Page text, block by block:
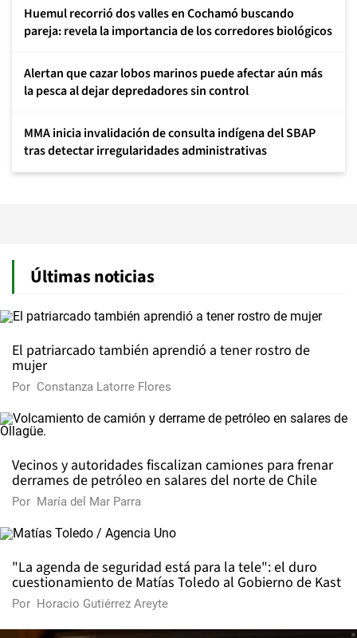
Huemul recorrió dos valles en Cochamó buscando
pareja: revela la importancia de los corredores biológicos
Alertan que cazar lobos marinos puede afectar aún más
la pesca al dejar depredadores sin control
MMA inicia invalidación de consulta indígena del SBAP
tras detectar irregularidades administrativas
Últimas noticias
El patriarcado también aprendió a tener rostro de
mujer
Por Constanza Latorre Flores
Vecinos y autoridades fiscalizan camiones para frenar
derrames de petróleo en salares del norte de Chile
Por María del Mar Parra
"La agenda de seguridad está para la tele": el duro
cuestionamiento de Matías Toledo al Gobierno de Kast
Por Horacio Gutiérrez Areyte